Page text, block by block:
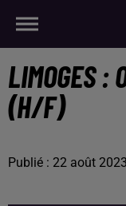
LIMOGES :
(H/F)
Publié : 22 août